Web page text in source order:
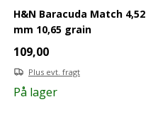
H&N Baracuda Match 4,52
mm 10,65 grain
109,00
Plus evt. fragt
På lager